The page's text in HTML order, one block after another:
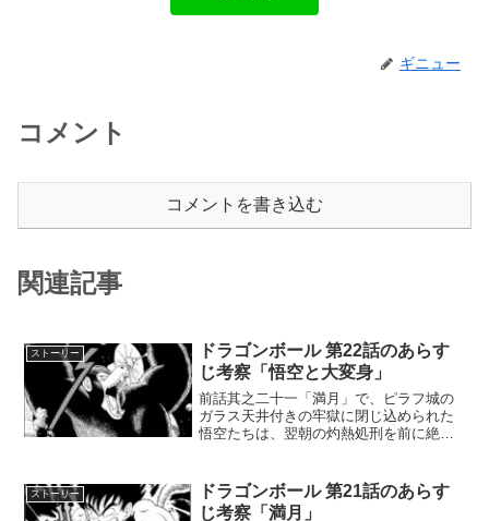
ギニュー
コメント
コメントを書き込む
関連記事
ストーリー
ドラゴンボール 第22話のあらす
じ考察「悟空と大変身」
前話其之二十一「満月」で、ピラフ城の
ガラス天井付きの牢獄に閉じ込められた
悟空たちは、翌朝の灼熱処刑を前に絶望
と変身し、制御不能のまま城を破壊し始
める——という衝撃のラス...
ストーリー
ドラゴンボール 第21話のあらす
じ考察「満月」